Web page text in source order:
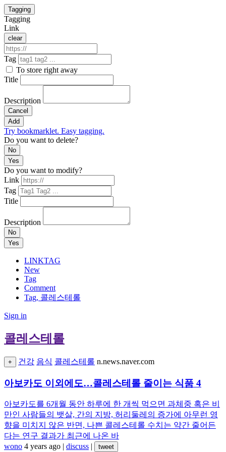
Tagging
Tagging
Link
clear
Tag
To store right away
Title
Description
Cancel
Add
Try bookmarklet. Easy tagging.
Do you want to delete?
No
Yes
Do you want to modify?
Link
Tag
Title
Description
No
Yes
LINKTAG
New
Tag
Comment
Tag, 콜레스테롤
Sign in
콜레스테롤
+ 건강 음식 콜레스테롤 n.news.naver.com
아보카도 이외에도…콜레스테롤 줄이는 식품 4
아보카도를 6개월 동안 하루에 한 개씩 먹으면 과체중 혹은 비
만인 사람들의 뱃살, 간의 지방, 허리둘레의 증가에 아무런 영
향을 미치지 않은 반면, 나쁜 콜레스테롤 수치는 약간 줄어든
다는 연구 결과가 최근에 나온 바
wono 4 years ago | discuss | tweet